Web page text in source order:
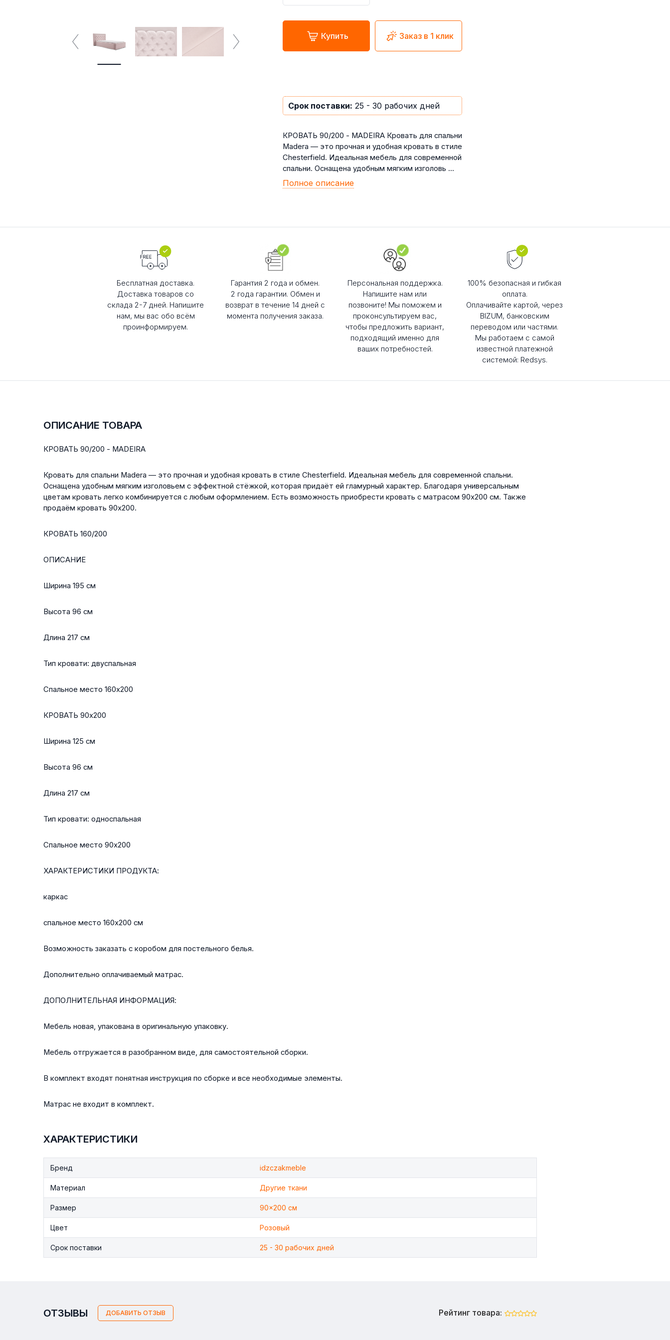
4 plazas
5 plazas
Купить Заказ в 1 клик
Срок поставки: 25 - 30 рабочих дней
КРОВАТЬ 90/200 - MADEIRA Кровать для спальни
Madera — это прочная и удобная кровать в стиле
Chesterfield. Идеальная мебель для современной
спальни. Оснащена удобным мягким изголовь ...
Полное описание
Бесплатная доставка.
Доставка товаров со
склада 2-7 дней. Напишите
нам, мы вас обо всём
проинформируем.
Гарантия 2 года и обмен.
2 года гарантии. Обмен и
возврат в течение 14 дней с
момента получения заказа.
Персональная поддержка.
Напишите нам или
позвоните! Мы поможем и
проконсультируем вас,
чтобы предложить вариант,
подходящий именно для
ваших потребностей.
100% безопасная и гибкая
оплата.
Оплачивайте картой, через
BIZUM, банковским
переводом или частями.
Мы работаем с самой
известной платежной
системой: Redsys.
ОПИСАНИЕ ТОВАРА
КРОВАТЬ 90/200 - MADEIRA
Кровать для спальни Madera — это прочная и удобная кровать в стиле Chesterfield. Идеальная мебель для современной спальни.
Оснащена удобным мягким изголовьем с эффектной стёжкой, которая придаёт ей гламурный характер. Благодаря универсальным
цветам кровать легко комбинируется с любым оформлением. Есть возможность приобрести кровать с матрасом 90x200 см. Также
продаём кровать 90x200.
КРОВАТЬ 160/200
ОПИСАНИЕ
Ширина 195 см
Высота 96 см
Длина 217 см
Тип кровати: двуспальная
Спальное место 160x200
КРОВАТЬ 90x200
Ширина 125 см
Высота 96 см
Длина 217 см
Тип кровати: односпальная
Спальное место 90x200
ХАРАКТЕРИСТИКИ ПРОДУКТА:
каркас
спальное место 160x200 см
Возможность заказать с коробом для постельного белья.
Дополнительно оплачиваемый матрас.
ДОПОЛНИТЕЛЬНАЯ ИНФОРМАЦИЯ:
Мебель новая, упакована в оригинальную упаковку.
Мебель отгружается в разобранном виде, для самостоятельной сборки.
В комплект входят понятная инструкция по сборке и все необходимые элементы.
Матрас не входит в комплект.
ХАРАКТЕРИСТИКИ
Бренд idzczakmeble
Материал Другие ткани
Размер 90x200 см
Цвет Розовый
Срок поставки 25 - 30 рабочих дней
ОТЗЫВЫ ДОБАВИТЬ ОТЗЫВ Рейтинг товара: